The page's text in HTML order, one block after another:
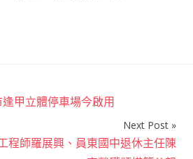
甲立體停車場今啟用
Next Post
程師羅展興、員東國中退休主任陳